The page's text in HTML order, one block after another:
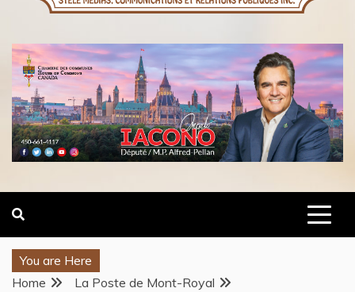
You are Here
Home
La Poste de Mont-Royal